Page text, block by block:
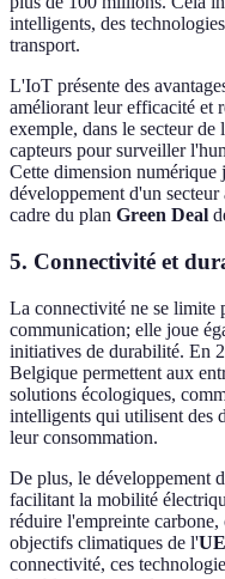
intelligents, des
transport.
L'IoT présente des
améliorant leur efficacité et
exemple, dans le secteur
capteurs pour surveiller
Cette dimension
développement d'un
cadre du plan Green Deal
5. Connectivité et
La connectivité ne se limite
communication; elle joue
initiatives de durabilité. En
Belgique permettent aux
solutions écologiques,
intelligents qui utilisent des
leur consommation.
De plus, le développement
facilitant la mobilité
réduire l'empreinte carbone,
objectifs climatiques de l'UE
connectivité, ces